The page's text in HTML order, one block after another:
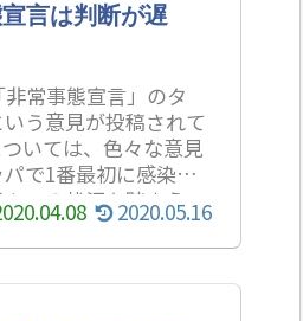
言は判断が遅
常事態宣言」のタ
う意見が投稿されて
いては、色々な意見
で1番最初に感染者
」の状況を踏まえ
す。
2020.05.16